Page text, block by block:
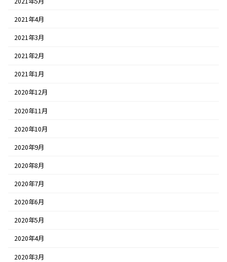
2021年4月
2021年3月
2021年2月
2021年1月
2020年12月
2020年11月
2020年10月
2020年9月
2020年8月
2020年7月
2020年6月
2020年5月
2020年4月
2020年3月